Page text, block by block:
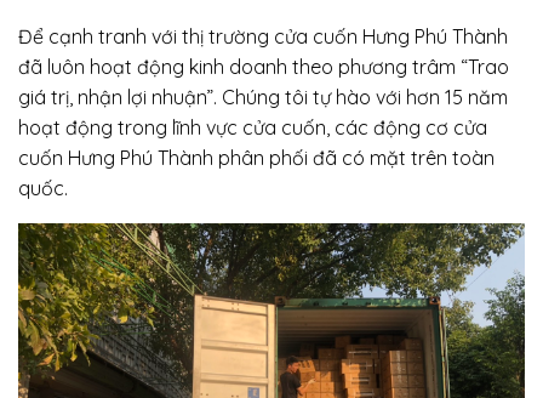
Để cạnh tranh với thị trường cửa cuốn Hưng Phú Thành
đã luôn hoạt động kinh doanh theo phương trâm “Trao
giá trị, nhận lợi nhuận”. Chúng tôi tự hào với hơn 15 năm
hoạt động trong lĩnh vực cửa cuốn, các động cơ cửa
cuốn Hưng Phú Thành phân phối đã có mặt trên toàn
quốc.